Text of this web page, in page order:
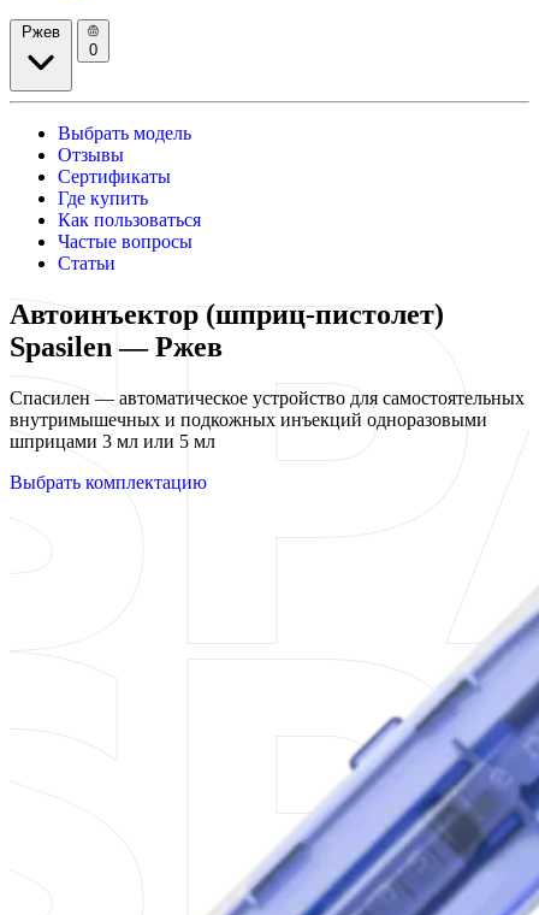
Ржев
0
Выбрать модель
Отзывы
Сертификаты
Где купить
Как пользоваться
Частые вопросы
Статьи
Автоинъектор (шприц-пистолет)
Spasilen — Ржев
Спасилен — автоматическое устройство для самостоятельных
внутримышечных и подкожных инъекций одноразовыми
шприцами 3 мл или 5 мл
Выбрать комплектацию